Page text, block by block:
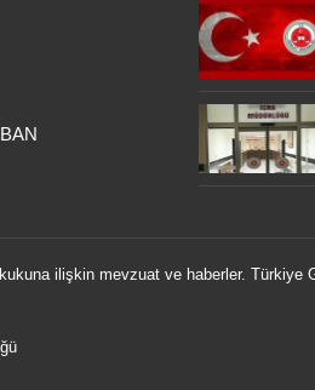
ilişkin mevzuat ve haberler. Türkiye